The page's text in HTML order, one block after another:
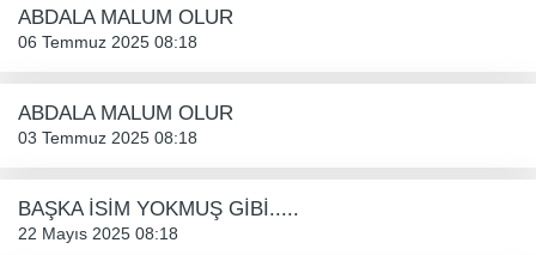
ABDALA MALUM OLUR
06 Temmuz 2025 08:18
ABDALA MALUM OLUR
03 Temmuz 2025 08:18
BAŞKA İSİM YOKMUŞ GİBİ.....
22 Mayıs 2025 08:18